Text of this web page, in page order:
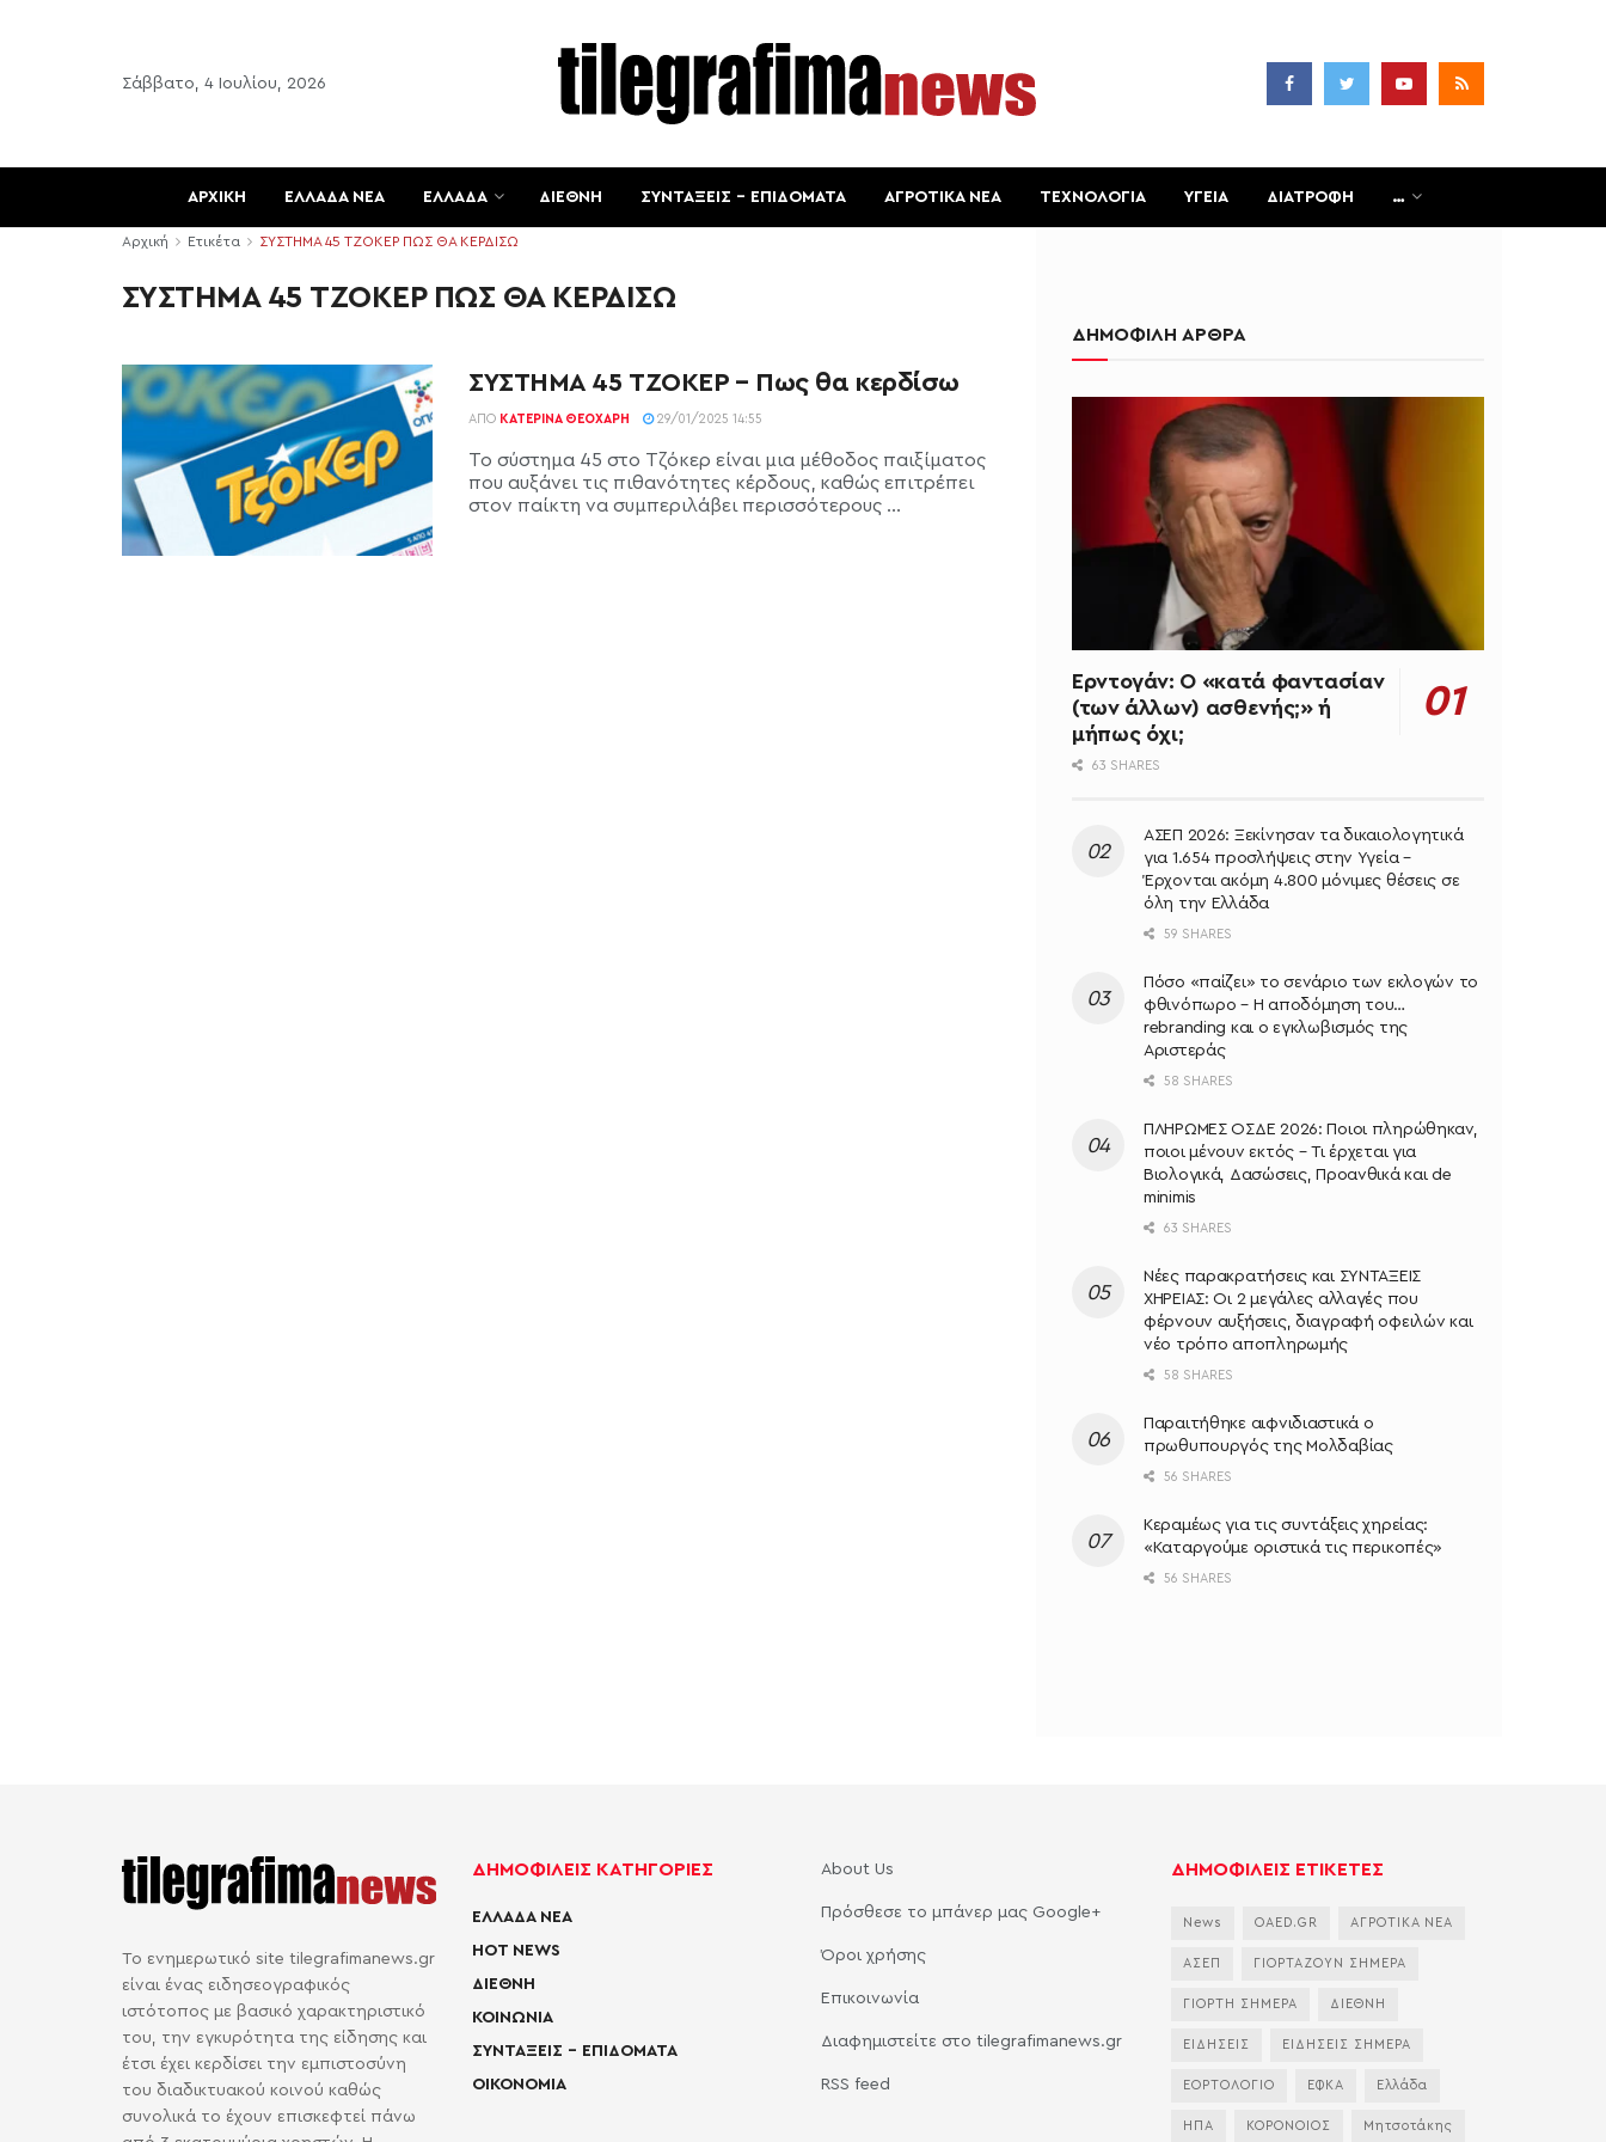
Σάββατο, 4 Ιουλίου, 2026
ΑΡΧΙΚΗ ΕΛΛΑΔΑ ΝΕΑ ΕΛΛΑΔΑ ΔΙΕΘΝΗ ΣΥΝΤΑΞΕΙΣ – ΕΠΙΔΟΜΑΤΑ ΑΓΡΟΤΙΚΑ ΝΕΑ ΤΕΧΝΟΛΟΓΙΑ ΥΓΕΙΑ ΔΙΑΤΡΟΦΗ …
Αρχική Ετικέτα ΣΥΣΤΗΜΑ 45 ΤΖΟΚΕΡ ΠΩΣ ΘΑ ΚΕΡΔΙΣΩ
ΣΥΣΤΗΜΑ 45 ΤΖΟΚΕΡ ΠΩΣ ΘΑ ΚΕΡΔΙΣΩ
ΣΥΣΤΗΜΑ 45 ΤΖΟΚΕΡ – Πως θα κερδίσω
ΑΠΌ ΚΑΤΕΡΊΝΑ ΘΕΟΧΆΡΗ 29/01/2025 14:55
Το σύστημα 45 στο Τζόκερ είναι μια μέθοδος παιξίματος
που αυξάνει τις πιθανότητες κέρδους, καθώς επιτρέπει
στον παίκτη να συμπεριλάβει περισσότερους ...
ΔΗΜΟΦΙΛΗ ΑΡΘΡΑ
Ερντογάν: Ο «κατά φαντασίαν
(των άλλων) ασθενής;» ή
μήπως όχι;
63 SHARES
ΑΣΕΠ 2026: Ξεκίνησαν τα δικαιολογητικά
για 1.654 προσλήψεις στην Υγεία –
Έρχονται ακόμη 4.800 μόνιμες θέσεις σε
όλη την Ελλάδα
59 SHARES
Πόσο «παίζει» το σενάριο των εκλογών το
φθινόπωρο – Η αποδόμηση του…
rebranding και ο εγκλωβισμός της
Αριστεράς
58 SHARES
ΠΛΗΡΩΜΕΣ ΟΣΔΕ 2026: Ποιοι πληρώθηκαν,
ποιοι μένουν εκτός – Τι έρχεται για
Βιολογικά, Δασώσεις, Προανθικά και de
minimis
63 SHARES
Νέες παρακρατήσεις και ΣΥΝΤΑΞΕΙΣ
ΧΗΡΕΙΑΣ: Οι 2 μεγάλες αλλαγές που
φέρνουν αυξήσεις, διαγραφή οφειλών και
νέο τρόπο αποπληρωμής
58 SHARES
Παραιτήθηκε αιφνιδιαστικά ο
πρωθυπουργός της Μολδαβίας
56 SHARES
Κεραμέως για τις συντάξεις χηρείας:
«Καταργούμε οριστικά τις περικοπές»
56 SHARES
Το ενημερωτικό site tilegrafimanews.gr
είναι ένας ειδησεογραφικός
ιστότοπος με βασικό χαρακτηριστικό
του, την εγκυρότητα της είδησης και
έτσι έχει κερδίσει την εμπιστοσύνη
του διαδικτυακού κοινού καθώς
συνολικά το έχουν επισκεφτεί πάνω
ΔΗΜΟΦΙΛΕΙΣ ΚΑΤΗΓΟΡΙΕΣ
ΕΛΛΑΔΑ ΝΕΑ
HOT NEWS
ΔΙΕΘΝΗ
ΚΟΙΝΩΝΙΑ
ΣΥΝΤΑΞΕΙΣ – ΕΠΙΔΟΜΑΤΑ
ΟΙΚΟΝΟΜΙΑ
About Us
Πρόσθεσε το μπάνερ μας Google+
Όροι χρήσης
Επικοινωνία
Διαφημιστείτε στο tilegrafimanews.gr
RSS feed
ΔΗΜΟΦΙΛΕΙΣ ΕΤΙΚΕΤΕΣ
News OAED.GR ΑΓΡΟΤΙΚΑ ΝΕΑ
ΑΣΕΠ ΓΙΟΡΤΑΖΟΥΝ ΣΗΜΕΡΑ
ΓΙΟΡΤΗ ΣΗΜΕΡΑ ΔΙΕΘΝΗ
ΕΙΔΗΣΕΙΣ ΕΙΔΗΣΕΙΣ ΣΗΜΕΡΑ
ΕΟΡΤΟΛΟΓΙΟ ΕΦΚΑ Ελλάδα
ΗΠΑ ΚΟΡΟΝΟΙΟΣ Μητσοτάκης